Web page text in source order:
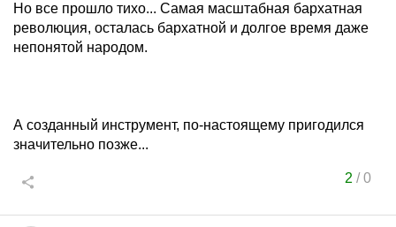
Но все прошло тихо... Самая масштабная бархатная
революция, осталась бархатной и долгое время даже
непонятой народом.
А созданный инструмент, по-настоящему пригодился
значительно позже...
2 /0